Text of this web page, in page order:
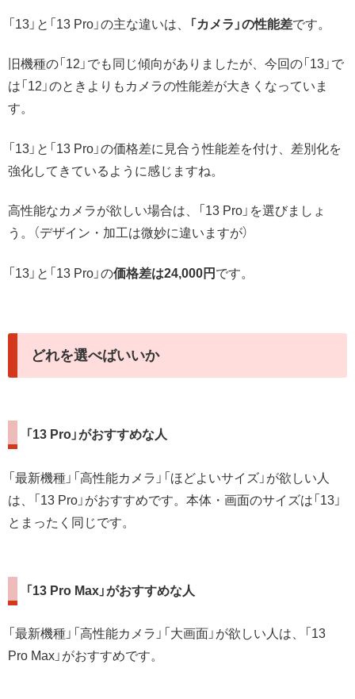
「13」と「13 Pro」の主な違いは、 「カメラ」の性能差です。
旧機種の「12」でも同じ傾向がありましたが、今回の「13」で
は「12」のときよりもカメラの性能差が大きくなっていま
す。
「13」と「13 Pro」の価格差に見合う性能差を付け、差別化を
強化してきているように感じますね。
高性能なカメラが欲しい場合は、「13 Pro」を選びましょ
う。（デザイン・加工は微妙に違いますが）
「13」と「13 Pro」の価格差は24,000円 です。
どれを選べばいいか
「13 Pro」がおすすめな人
「最新機種」「高性能カメラ」「ほどよいサイズ」が欲しい人
は、「13 Pro」がおすすめです。本体・画面のサイズは「13」
とまったく同じです。
「13 Pro Max」がおすすめな人
「最新機種」「高性能カメラ」「大画面」が欲しい人は、「13
Pro Max」がおすすめです。